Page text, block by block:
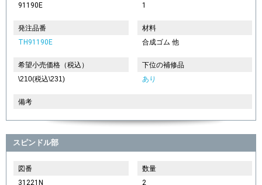
91190E
1
発注品番
TH91190E
材料
合成ゴム 他
希望小売価格（税込）
\210(税込\231)
下位の補修品
あり
備考
スピンドル部
図番
31221N
数量
2